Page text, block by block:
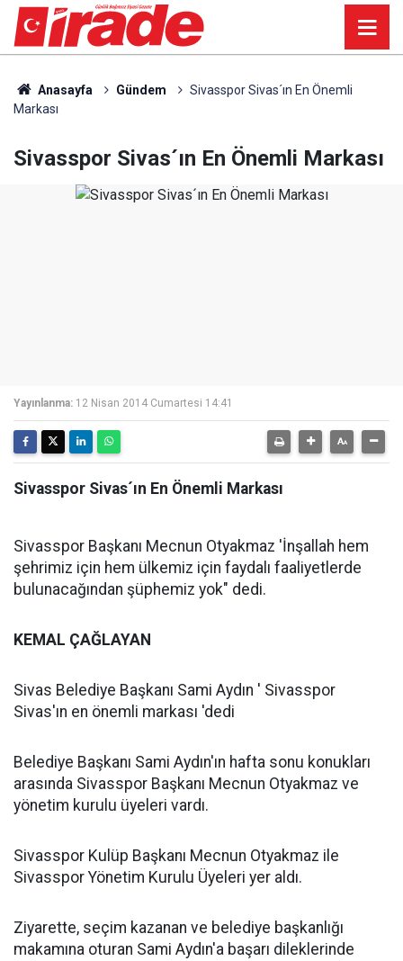
Anasayfa Gündem
Sivasspor Sivas´ın En Önemli
Markası
Sivasspor Sivas´ın En Önemli Markası
Yayınlanma: 12 Nisan 2014 Cumartesi 14:41
Sivasspor Sivas´ın En Önemli Markası
Sivasspor Başkanı Mecnun Otyakmaz 'İnşallah hem
şehrimiz için hem ülkemiz için faydalı faaliyetlerde
bulunacağından şüphemiz yok" dedi.
KEMAL ÇAĞLAYAN
Sivas Belediye Başkanı Sami Aydın ' Sivasspor
Sivas'ın en önemli markası 'dedi
Belediye Başkanı Sami Aydın'ın hafta sonu konukları
arasında Sivasspor Başkanı Mecnun Otyakmaz ve
yönetim kurulu üyeleri vardı.
Sivasspor Kulüp Başkanı Mecnun Otyakmaz ile
Sivasspor Yönetim Kurulu Üyeleri yer aldı.
Ziyarette, seçim kazanan ve belediye başkanlığı
makamına oturan Sami Aydın'a başarı dileklerinde